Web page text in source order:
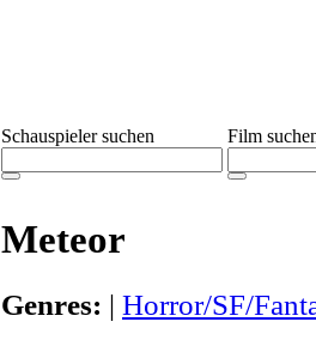
Schauspieler suchen Film
Meteor
Genres: | Horror/SF/